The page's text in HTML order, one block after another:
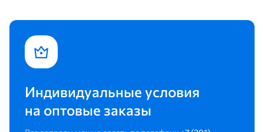
Индивидуальные условия
на оптовые заказы